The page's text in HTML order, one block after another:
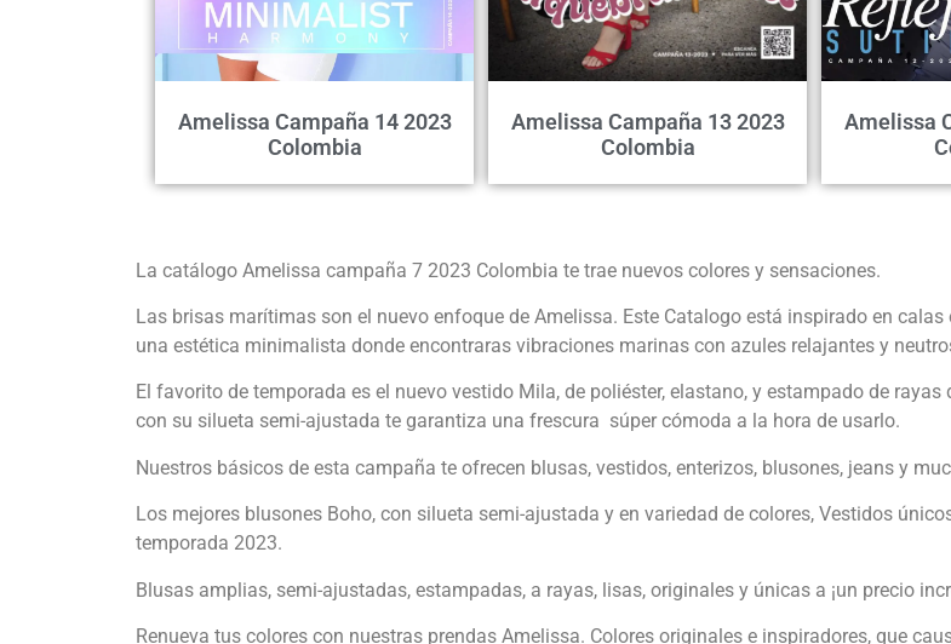
Amelissa Campaña 14 2023
Colombia
Amelissa Campaña 13 2023
Colombia
Amelissa
La catálogo Amelissa campaña 7 2023 Colombia te trae nuevos colores y sensaciones.
Las brisas marítimas son el nuevo enfoque de Amelissa. Este Catalogo está inspirado en
una estética minimalista donde encontraras vibraciones marinas con azules relajantes y
El favorito de temporada es el nuevo vestido Mila, de poliéster, elastano, y estampado de
con su silueta semi-ajustada te garantiza una frescura súper cómoda a la hora de usarlo.
Nuestros básicos de esta campaña te ofrecen blusas, vestidos, enterizos, blusones, jeans y
Los mejores blusones Boho, con silueta semi-ajustada y en variedad de colores, Vestidos
temporada 2023.
Blusas amplias, semi-ajustadas, estampadas, a rayas, lisas, originales y únicas a ¡un precio
Renueva tus colores con nuestras prendas Amelissa. Colores originales e inspiradores, que